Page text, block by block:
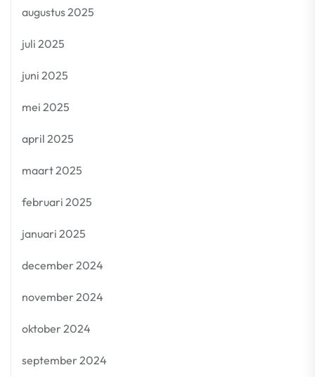
augustus 2025
juli 2025
juni 2025
mei 2025
april 2025
maart 2025
februari 2025
januari 2025
december 2024
november 2024
oktober 2024
september 2024